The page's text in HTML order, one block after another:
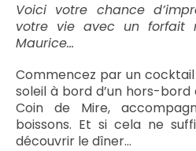
Voici votre chance
votre vie avec un forfait
Maurice…
Commencez par un
soleil à bord d’un hors-
Coin de Mire,
boissons. Et si cela ne
découvrir le dîner…